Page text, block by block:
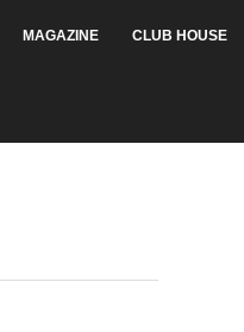
MAGAZINE CLUB HOUSE